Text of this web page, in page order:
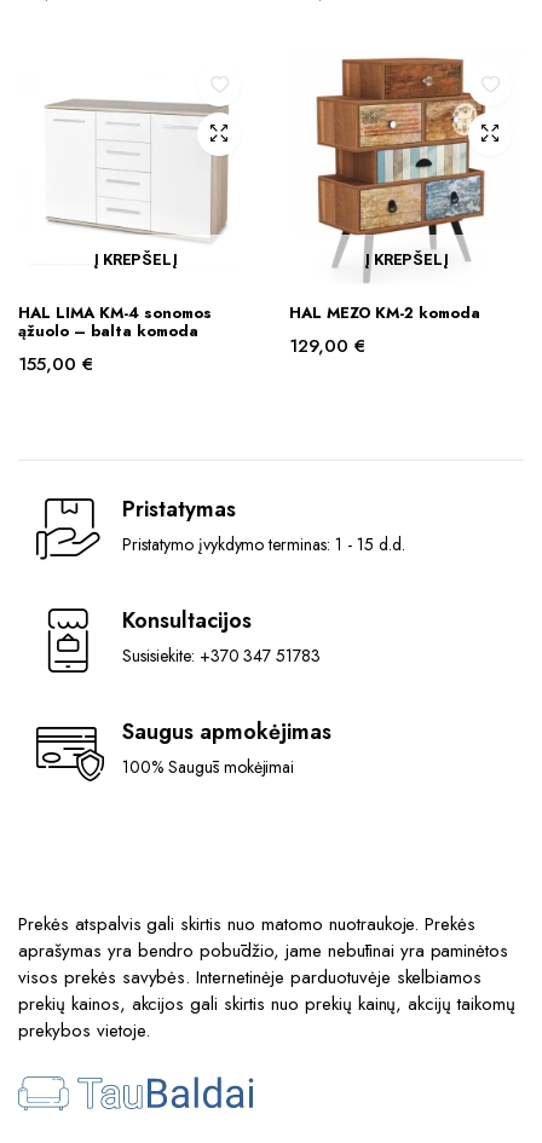
Į KREPŠELĮ
HAL LIMA KM-4 sonomos
ąžuolo – balta komoda
155,00 €
Į KREPŠELĮ
HAL MEZO KM-2 komoda
129,00 €
Pristatymas
Pristatymo įvykdymo terminas: 1 - 15 d.d.
Konsultacijos
Susisiekite: +370 347 51783
Saugus apmokėjimas
100% Saugūs mokėjimai
Prekės atspalvis gali skirtis nuo matomo nuotraukoje. Prekės
aprašymas yra bendro pobūdžio, jame nebūtinai yra paminėtos
visos prekės savybės. Internetinėje parduotuvėje skelbiamos
prekių kainos, akcijos gali skirtis nuo prekių kainų, akcijų taikomų
prekybos vietoje.